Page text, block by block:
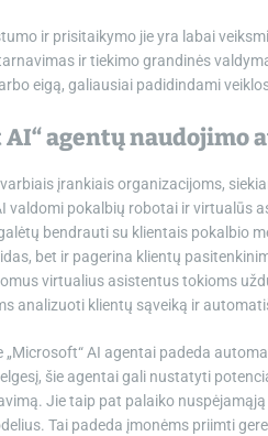
ir prisitaikymo jie yra labai
ir tiekimo grandinės
eigą, galiausiai padidindami
AI“ agentų naudojimo
įrankiais organizacijoms,
valdomi pokalbių robotai ir virtualūs
bendrauti su klientais pokalbio
bet ir pagerina klientų
virtualius asistentus tokioms
analizuoti klientų sąveiką ir
AI agentai padeda
šie agentai gali nustatyti
Jie taip pat palaiko
Tai padeda įmonėms priimti